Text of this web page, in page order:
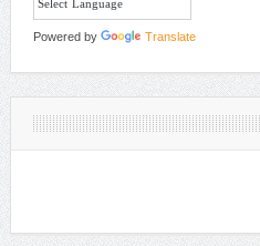
Powered by Translate